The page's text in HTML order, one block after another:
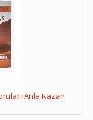
Kazan